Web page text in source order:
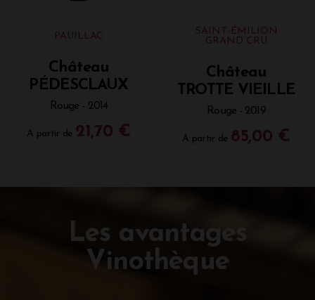
PAUILLAC
Château
PÉDESCLAUX
Rouge - 2014
A partir de 21,70 €
SAINT-ÉMILION
GRAND CRU
Château
TROTTE VIEILLE
Rouge - 2019
A partir de 85,00 €
Les avantages
Vinothèque